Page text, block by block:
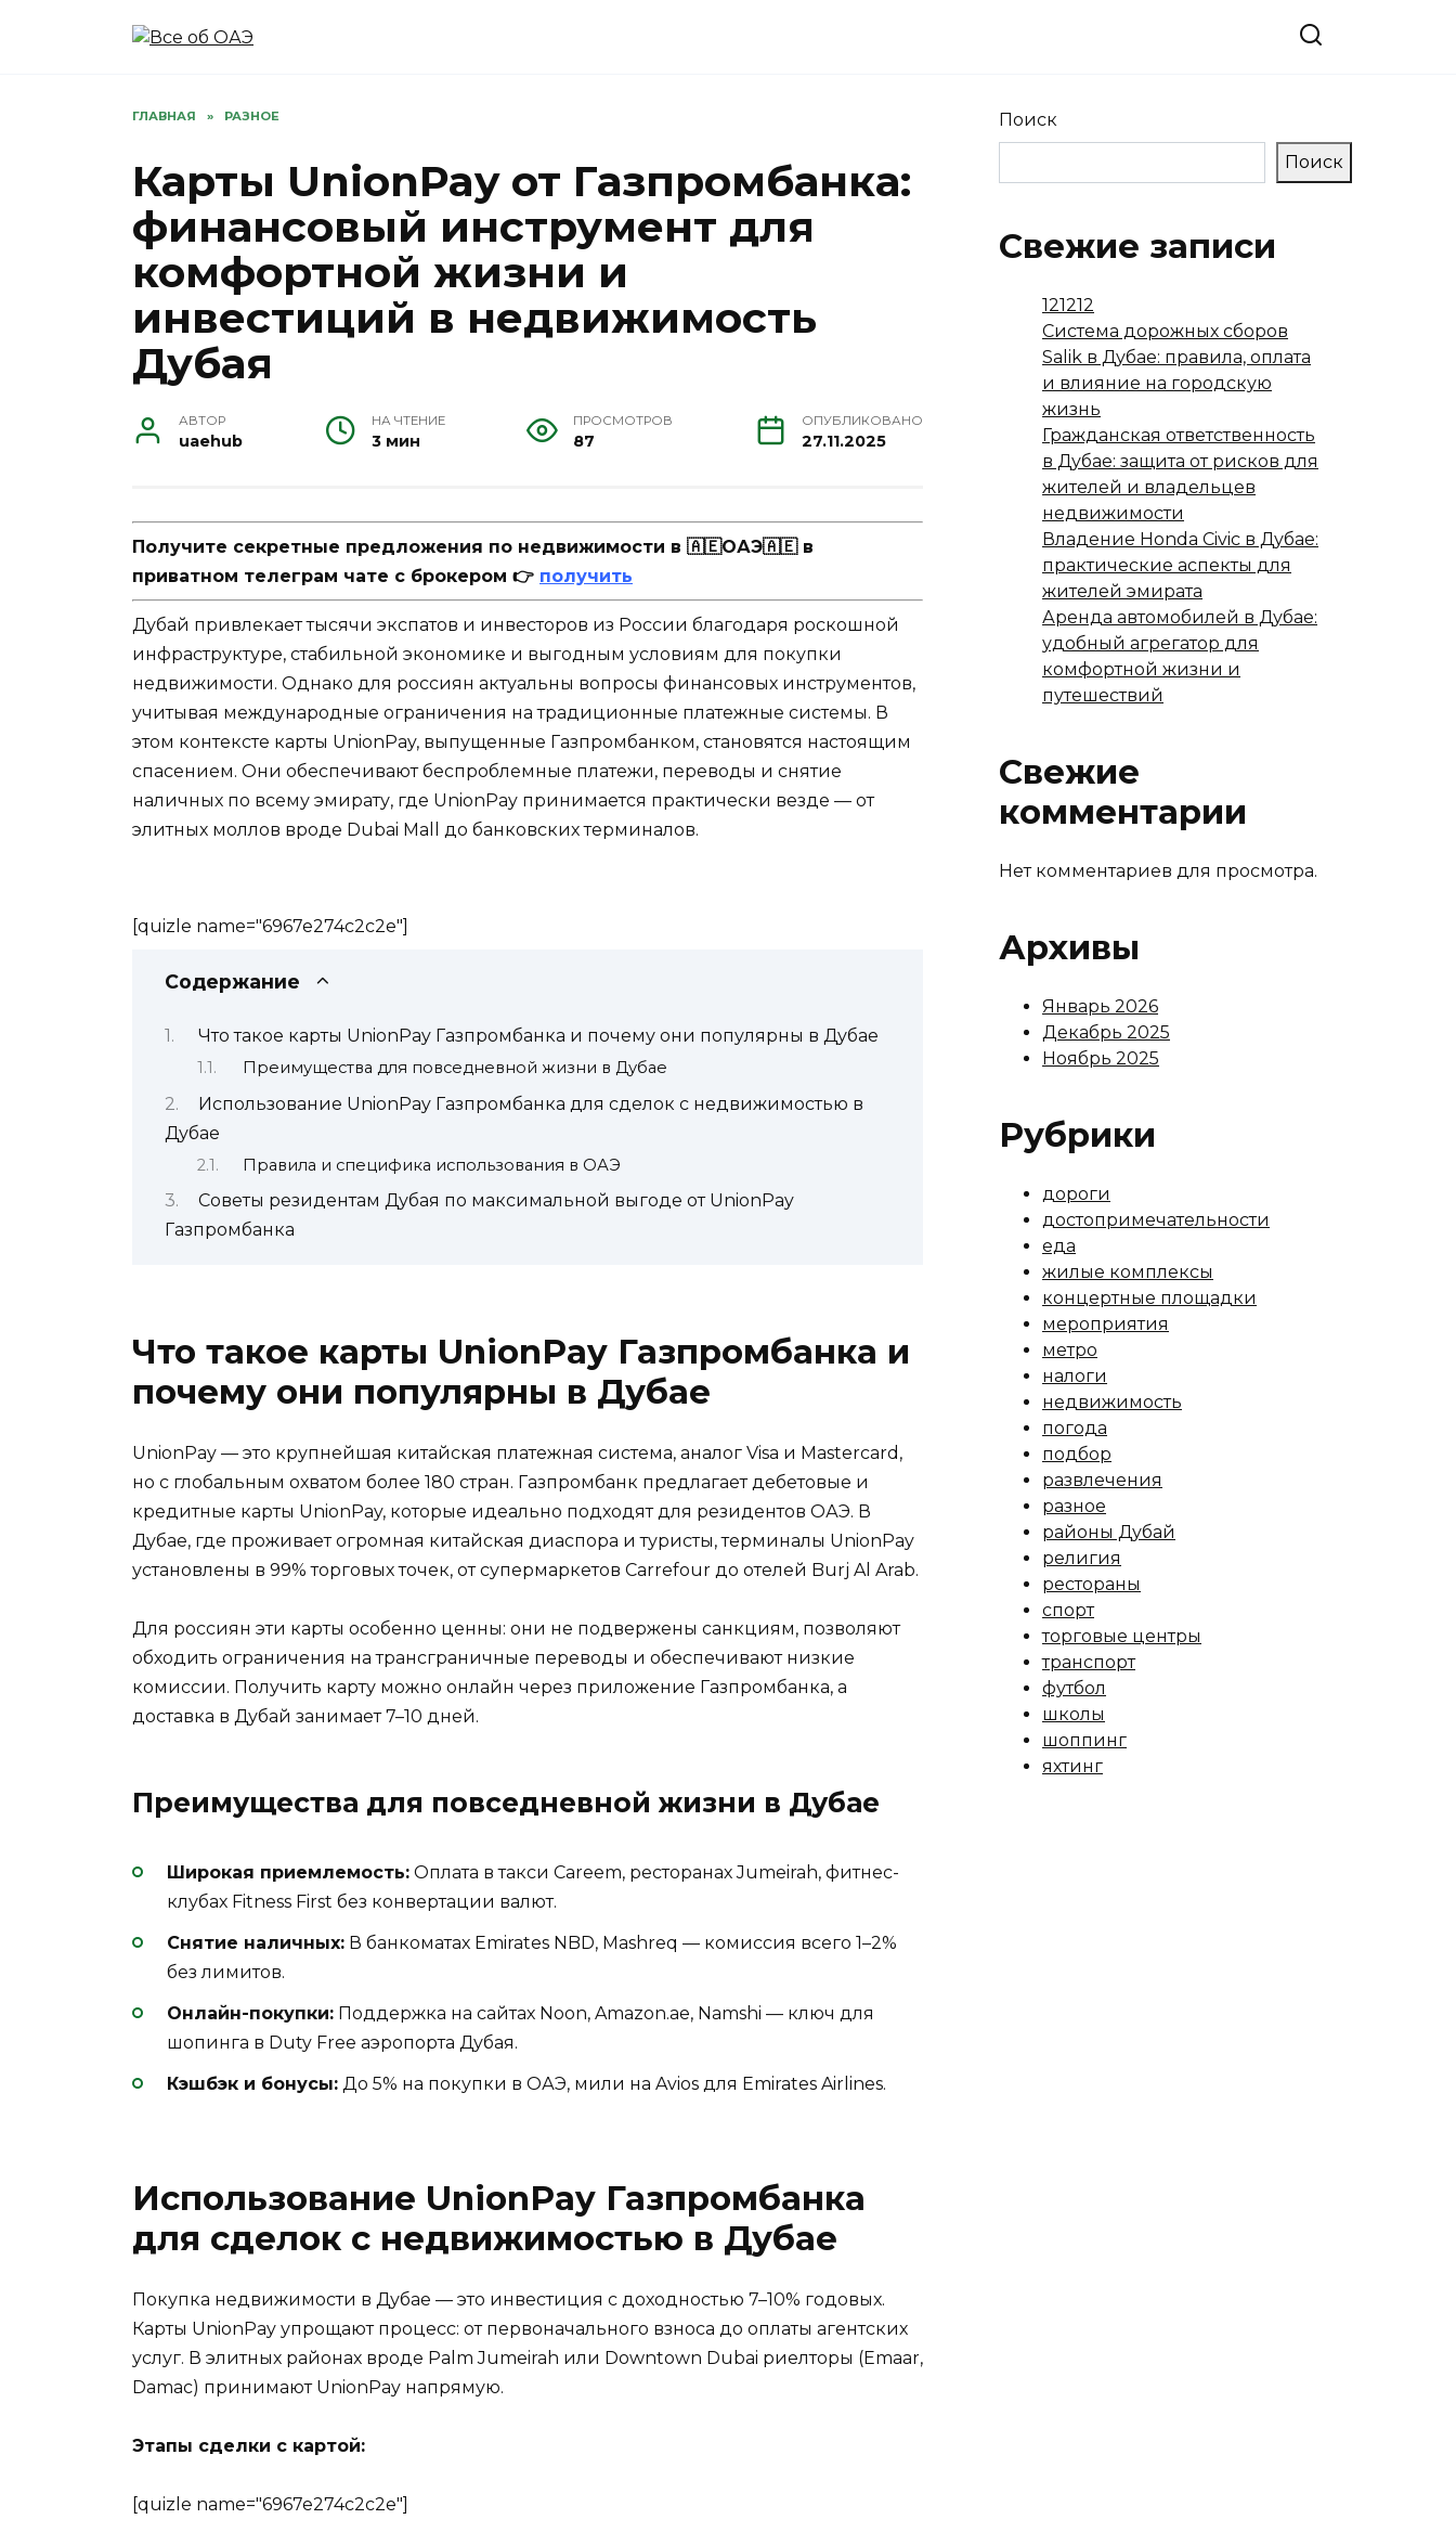
ГЛАВНАЯ » РАЗНОЕ
Карты UnionPay от Газпромбанка:
финансовый инструмент для
комфортной жизни и
инвестиций в недвижимость
Дубая
АВТОР
uaehub
НА ЧТЕНИЕ
3 мин
ПРОСМОТРОВ
87
ОПУБЛИКОВАНО
27.11.2025
Получите секретные предложения по недвижимости в 🇦🇪ОАЭ🇦🇪 в
приватном телеграм чате с брокером 👉 получить
Дубай привлекает тысячи экспатов и инвесторов из России благодаря роскошной
инфраструктуре, стабильной экономике и выгодным условиям для покупки
недвижимости. Однако для россиян актуальны вопросы финансовых инструментов,
учитывая международные ограничения на традиционные платежные системы. В
этом контексте карты UnionPay, выпущенные Газпромбанком, становятся настоящим
спасением. Они обеспечивают беспроблемные платежи, переводы и снятие
наличных по всему эмирату, где UnionPay принимается практически везде — от
элитных моллов вроде Dubai Mall до банковских терминалов.
[quizle name="6967e274c2c2e"]
Содержание
Что такое карты UnionPay Газпромбанка и почему они популярны в Дубае
Преимущества для повседневной жизни в Дубае
Использование UnionPay Газпромбанка для сделок с недвижимостью в
Дубае
Правила и специфика использования в ОАЭ
Советы резидентам Дубая по максимальной выгоде от UnionPay
Газпромбанка
Что такое карты UnionPay Газпромбанка и
почему они популярны в Дубае
UnionPay — это крупнейшая китайская платежная система, аналог Visa и Mastercard,
но с глобальным охватом более 180 стран. Газпромбанк предлагает дебетовые и
кредитные карты UnionPay, которые идеально подходят для резидентов ОАЭ. В
Дубае, где проживает огромная китайская диаспора и туристы, терминалы UnionPay
установлены в 99% торговых точек, от супермаркетов Carrefour до отелей Burj Al Arab.
Для россиян эти карты особенно ценны: они не подвержены санкциям, позволяют
обходить ограничения на трансграничные переводы и обеспечивают низкие
комиссии. Получить карту можно онлайн через приложение Газпромбанка, а
доставка в Дубай занимает 7–10 дней.
Преимущества для повседневной жизни в Дубае
Широкая приемлемость: Оплата в такси Careem, ресторанах Jumeirah, фитнес-
клубах Fitness First без конвертации валют.
Снятие наличных: В банкоматах Emirates NBD, Mashreq — комиссия всего 1–2%
без лимитов.
Онлайн-покупки: Поддержка на сайтах Noon, Amazon.ae, Namshi — ключ для
шопинга в Duty Free аэропорта Дубая.
Кэшбэк и бонусы: До 5% на покупки в ОАЭ, мили на Avios для Emirates Airlines.
Использование UnionPay Газпромбанка
для сделок с недвижимостью в Дубае
Покупка недвижимости в Дубае — это инвестиция с доходностью 7–10% годовых.
Карты UnionPay упрощают процесс: от первоначального взноса до оплаты агентских
услуг. В элитных районах вроде Palm Jumeirah или Downtown Dubai риелторы (Emaar,
Damac) принимают UnionPay напрямую.
Этапы сделки с картой:
[quizle name="6967e274c2c2e"]
Поиск
Поиск
Свежие записи
121212
Система дорожных сборов
Salik в Дубае: правила, оплата
и влияние на городскую
жизнь
Гражданская ответственность
в Дубае: защита от рисков для
жителей и владельцев
недвижимости
Владение Honda Civic в Дубае:
практические аспекты для
жителей эмирата
Аренда автомобилей в Дубае:
удобный агрегатор для
комфортной жизни и
путешествий
Свежие
комментарии
Нет комментариев для просмотра.
Архивы
Январь 2026
Декабрь 2025
Ноябрь 2025
Рубрики
дороги
достопримечательности
еда
жилые комплексы
концертные площадки
мероприятия
метро
налоги
недвижимость
погода
подбор
развлечения
разное
районы Дубай
религия
рестораны
спорт
торговые центры
транспорт
футбол
школы
шоппинг
яхтинг